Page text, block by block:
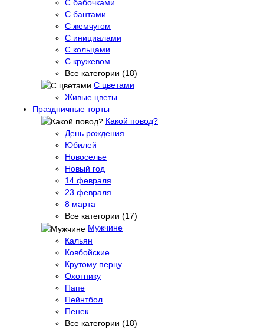
С бабочками
С бантами
С жемчугом
С инициалами
С кольцами
С кружевом
Все категории (18)
С цветами
Живые цветы
Праздничные торты
Какой повод?
День рождения
Юбилей
Новоселье
Новый год
14 февраля
23 февраля
8 марта
Все категории (17)
Мужчине
Кальян
Ковбойские
Крутому перцу
Охотнику
Папе
Пейнтбол
Пенек
Все категории (18)